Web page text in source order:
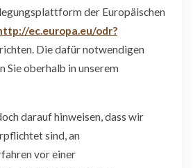
der Europäischen
ec.europa.eu/odr?
Die dafür notwendigen
Sie oberhalb in unserem
darauf hinweisen, dass wir
sind, an
vor einer